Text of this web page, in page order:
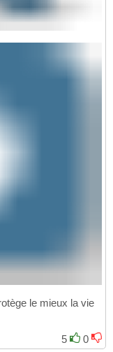
le mieux la vie
5
0